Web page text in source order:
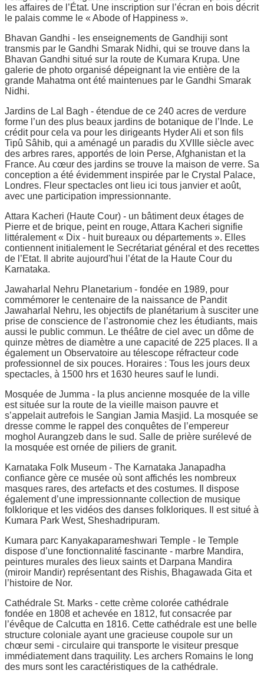
les affaires de l’État. Une inscription sur l’écran en bois décrit
le palais comme le « Abode of Happiness ».
Bhavan Gandhi - les enseignements de Gandhiji sont
transmis par le Gandhi Smarak Nidhi, qui se trouve dans la
Bhavan Gandhi situé sur la route de Kumara Krupa. Une
galerie de photo organisé dépeignant la vie entière de la
grande Mahatma ont été maintenues par le Gandhi Smarak
Nidhi.
Jardins de Lal Bagh - étendue de ce 240 acres de verdure
forme l’un des plus beaux jardins de botanique de l’Inde. Le
crédit pour cela va pour les dirigeants Hyder Ali et son fils
Tipû Sâhib, qui a aménagé un paradis du XVIIIe siècle avec
des arbres rares, apportés de loin Perse, Afghanistan et la
France. Au cœur des jardins se trouve la maison de verre. Sa
conception a été évidemment inspirée par le Crystal Palace,
Londres. Fleur spectacles ont lieu ici tous janvier et août,
avec une participation impressionnante.
Attara Kacheri (Haute Cour) - un bâtiment deux étages de
Pierre et de brique, peint en rouge, Attara Kacheri signifie
littéralement « Dix - huit bureaux ou départements ». Elles
contiennent initialement le Secrétariat général et des recettes
de l’Etat. Il abrite aujourd'hui l’état de la Haute Cour du
Karnataka.
Jawaharlal Nehru Planetarium - fondée en 1989, pour
commémorer le centenaire de la naissance de Pandit
Jawaharlal Nehru, les objectifs de planétarium à susciter une
prise de conscience de l’astronomie chez les étudiants, mais
aussi le public commun. Le théâtre de ciel avec un dôme de
quinze mètres de diamètre a une capacité de 225 places. Il a
également un Observatoire au télescope réfracteur code
professionnel de six pouces. Horaires : Tous les jours deux
spectacles, à 1500 hrs et 1630 heures sauf le lundi.
Mosquée de Jumma - la plus ancienne mosquée de la ville
est située sur la route de la vieille maison pauvre et
s’appelait autrefois le Sangian Jamia Masjid. La mosquée se
dresse comme le rappel des conquêtes de l’empereur
moghol Aurangzeb dans le sud. Salle de prière surélevé de
la mosquée est ornée de piliers de granit.
Karnataka Folk Museum - The Karnataka Janapadha
confiance gère ce musée où sont affichés les nombreux
masques rares, des artefacts et des costumes. Il dispose
également d’une impressionnante collection de musique
folklorique et les vidéos des danses folkloriques. Il est situé à
Kumara Park West, Sheshadripuram.
Kumara parc Kanyakaparameshwari Temple - le Temple
dispose d’une fonctionnalité fascinante - marbre Mandira,
peintures murales des lieux saints et Darpana Mandira
(miroir Mandir) représentant des Rishis, Bhagawada Gita et
l’histoire de Nor.
Cathédrale St. Marks - cette crème colorée cathédrale
fondée en 1808 et achevée en 1812, fut consacrée par
l’évêque de Calcutta en 1816. Cette cathédrale est une belle
structure coloniale ayant une gracieuse coupole sur un
chœur semi - circulaire qui transporte le visiteur presque
immédiatement dans traquility. Les archers Romains le long
des murs sont les caractéristiques de la cathédrale.